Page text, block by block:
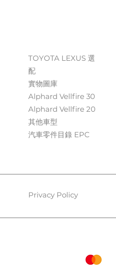
TOYOTA LEXUS 選
配
實物圖庫
Alphard Vellfire 30
Alphard Vellfire 20
其他車型
汽車零件目錄 EPC​​
Privacy Policy